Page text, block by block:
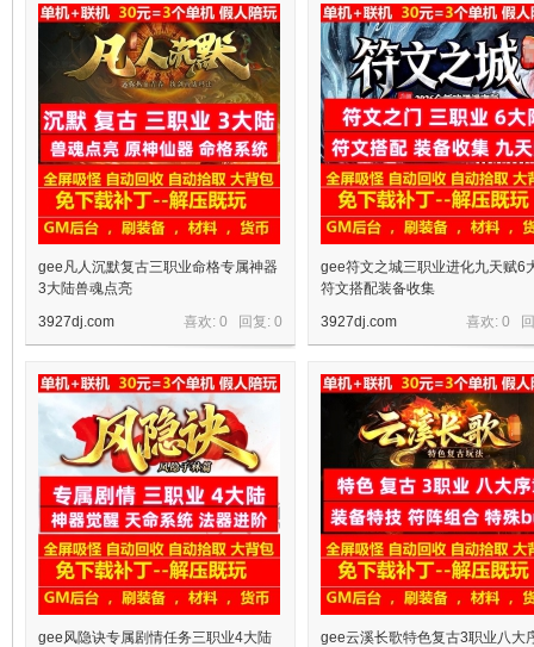
gee凡人沉默复古三职业命格专属神器
3大陆兽魂点亮
喜欢: 0 回复: 0
3927dj.com
gee符文之城三职业进化九天赋6
符文搭配装备收集
喜欢: 0
3927dj.com
gee风隐诀专属剧情任务三职业4大陆
gee云溪长歌特色复古3职业八大